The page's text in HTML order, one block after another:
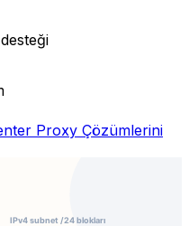
Proxy Çözümlerini